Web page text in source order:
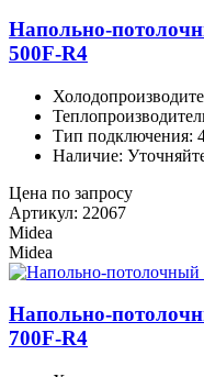
Напольно-
500F-R4
Тип подключения:
Наличие:
Цена по запросу
Артикул: 22067
Midea
Midea
Напольно-
700F-R4